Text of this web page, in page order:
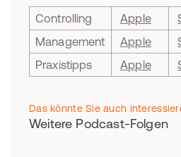
Controlling Apple
Management
Apple
Praxistipps
Apple
Das könnte Sie auch
Weitere Podcast-Folgen